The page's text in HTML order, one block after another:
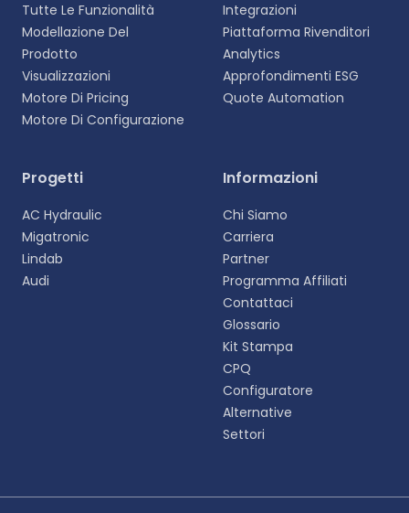
Selezionare la lingua
un'esperienza più personalizzata.
Svenska
Tutte Le Funzionalità
Modellazione Del
Prodotto
Visualizzazioni
Motore Di Pricing
Motore Di Configurazione
Integrazioni
Piattaforma Rivenditori
Analytics
Approfondimenti ESG
Quote Automation
Progetti
AC Hydraulic
Migatronic
Lindab
Audi
Informazioni
Chi Siamo
Carriera
Partner
Programma Affiliati
Contattaci
Glossario
Kit Stampa
CPQ
Configuratore
Alternative
Settori